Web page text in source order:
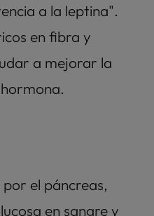
a la leptina".
en fibra y
a mejorar la
el páncreas,
en sangre y